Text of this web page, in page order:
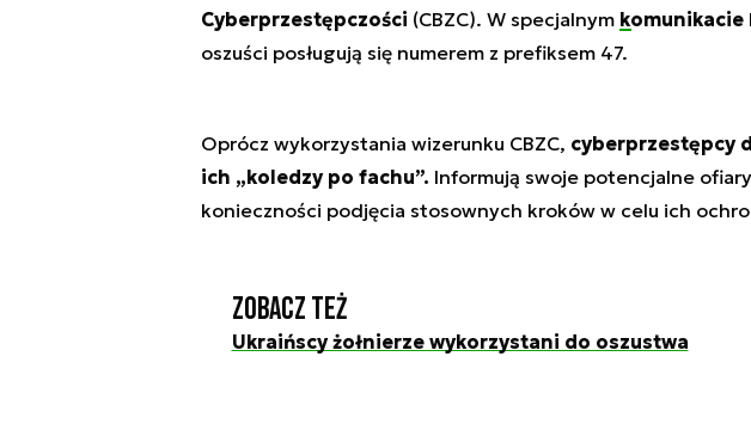
Cyberprzestępczości (CBZC). W specjalnym komunikacie
oszuści posługują się numerem z prefiksem 47.
Oprócz wykorzystania wizerunku CBZC, cyberprzestępcy
ich „koledzy po fachu”. Informują swoje potencjalne
konieczności podjęcia stosownych kroków w celu ich
Zobacz też
Ukraińscy żołnierze wykorzystani do oszustwa